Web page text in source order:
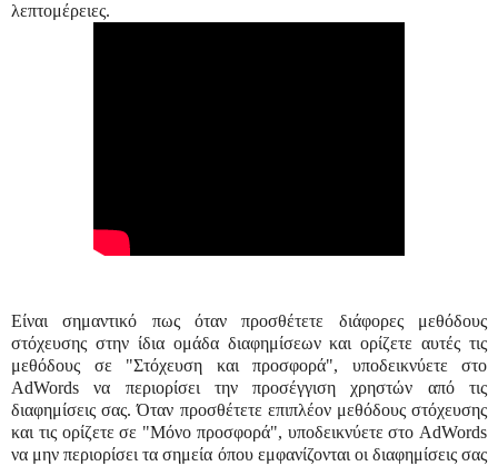
λεπτομέρειες.
Είναι σημαντικό πως όταν προσθέτετε διάφορες μεθόδους
στόχευσης στην ίδια ομάδα διαφημίσεων και ορίζετε αυτές τις
μεθόδους σε "Στόχευση και προσφορά", υποδεικνύετε στο
AdWords να περιορίσει την προσέγγιση χρηστών από τις
διαφημίσεις σας. Όταν προσθέτετε επιπλέον μεθόδους στόχευσης
και τις ορίζετε σε "Μόνο προσφορά", υποδεικνύετε στο AdWords
να μην περιορίσει τα σημεία όπου εμφανίζονται οι διαφημίσεις σας